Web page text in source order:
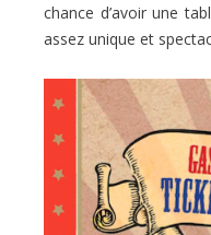
chance d’avoir une
assez unique et